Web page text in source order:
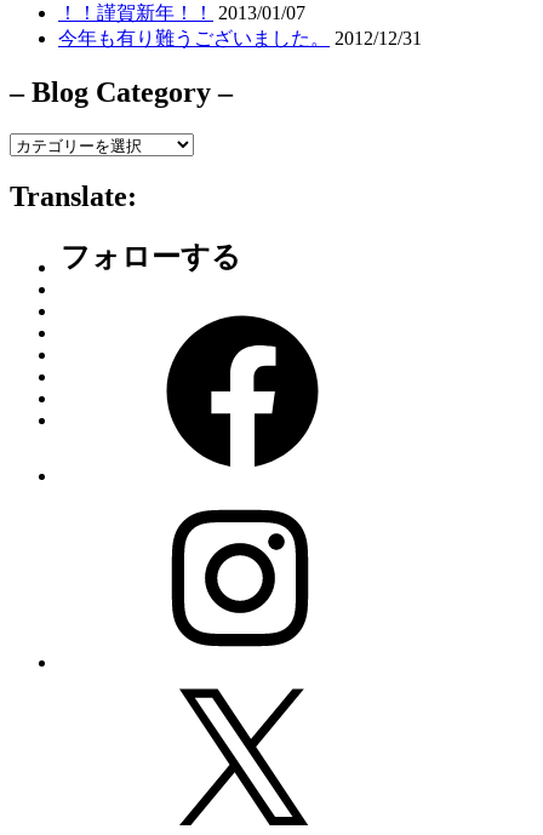
！！謹賀新年！！
2013/01/07
今年も有り難うございました。
2012/12/31
– Blog Category –
–
Category
–
Translate:
フォローする